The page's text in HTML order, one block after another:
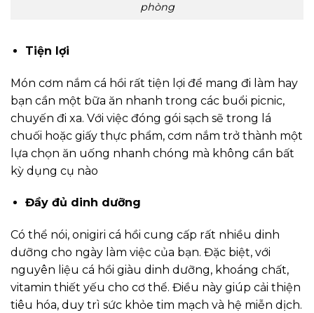
phòng
Tiện lợi
Món cơm nắm cá hồi rất tiện lợi để mang đi làm hay
bạn cần một bữa ăn nhanh trong các buổi picnic,
chuyến đi xa. Với việc đóng gói sạch sẽ trong lá
chuối hoặc giấy thực phẩm, cơm nắm trở thành một
lựa chọn ăn uống nhanh chóng mà không cần bất
kỳ dụng cụ nào
Đầy đủ dinh dưỡng
Có thể nói, onigiri cá hồi cung cấp rất nhiều dinh
dưỡng cho ngày làm việc của bạn. Đặc biệt, với
nguyên liệu cá hồi giàu dinh dưỡng, khoáng chất,
vitamin thiết yếu cho cơ thể. Điều này giúp cải thiện
tiêu hóa, duy trì sức khỏe tim mạch và hệ miễn dịch.